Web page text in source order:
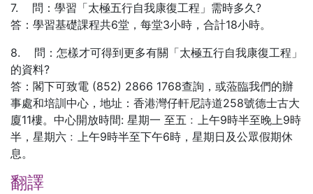
7. 問：學習「太極五行自我康復工程」需時多久?
答：學習基礎課程共6堂，每堂3小時，合計18小時。
8. 問：怎樣才可得到更多有關「太極五行自我康復工程」
的資料?
答：閣下可致電 (852) 2866 1768查詢，或蒞臨我們的辦
事處和培訓中心，地址：香港灣仔軒尼詩道258號德士古大
廈11樓。中心開放時間: 星期一 至五﹕上午9時半至晚上9時
半，星期六﹕上午9時半至下午6時，星期日及公眾假期休
息。
翻譯